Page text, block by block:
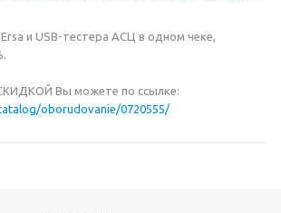
и USB-тестера АСЦ в одном чеке,
Вы можете по ссылке:
oborudovanie/0720555/